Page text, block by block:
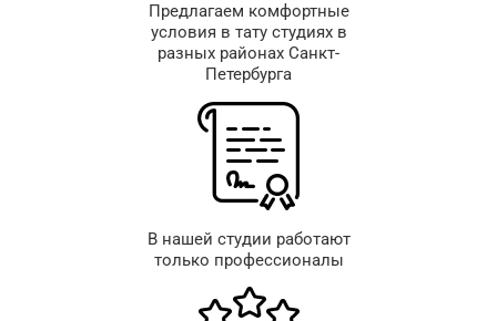
Предлагаем комфортные
условия в тату студиях в
разных районах Санкт-
Петербурга
В нашей студии работают
только профессионалы